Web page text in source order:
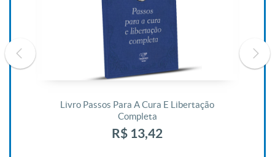
Livro Passos Para A Cura E Libertação
Completa
R$ 13,42